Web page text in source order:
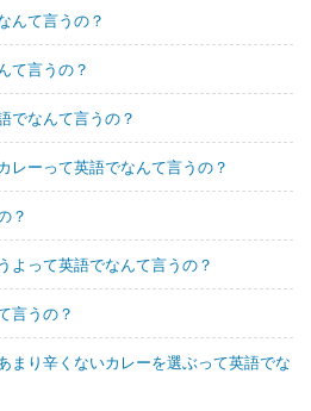
んて言うの？
て言うの？
でなんて言うの？
レーって英語でなんて言うの？
？
よって英語でなんて言うの？
言うの？
まり辛くないカレーを選ぶって英語でな